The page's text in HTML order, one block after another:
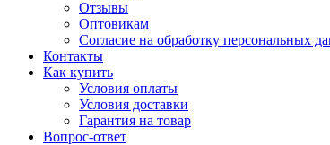
Отзывы
Оптовикам
Cогласие на обработку персональных
Контакты
Как купить
Условия оплаты
Условия доставки
Гарантия на товар
Вопрос-ответ